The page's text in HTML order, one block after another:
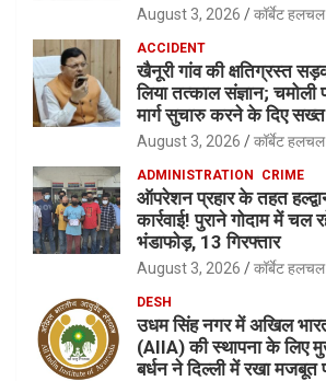
August 3, 2026 कॉर्बेट हलचल
ACCIDENT
खैनूरी गांव की क्षतिग्रस्त
लिया तत्काल संज्ञान;
मार्ग सुचारु करने के दिए सख्त
August 3, 2026 कॉर्बेट हलचल
ADMINISTRATION CRIME
ऑपरेशन प्रहार के तहत
कार्रवाई! पुराने गोदाम में
भंडाफोड़, 13 गिरफ्तार
August 3, 2026 कॉर्बेट हलचल
DESH
उधम सिंह नगर में अखिल
(AIIA) की स्थापना के लिए
बर्धन ने दिल्ली में रखा मजबूत